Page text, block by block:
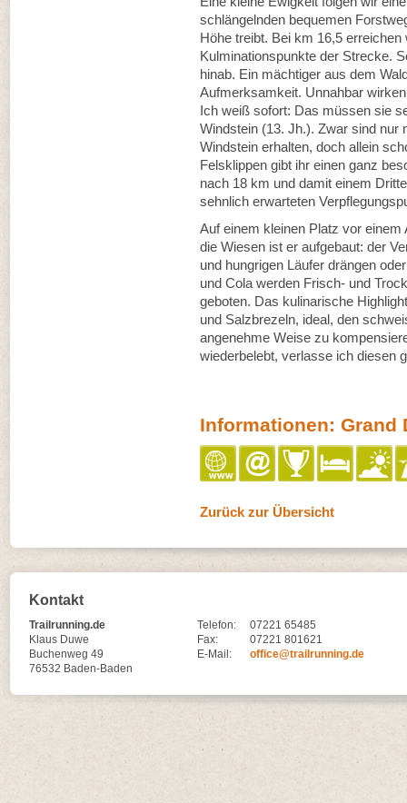
schlängelnden bequemen
Höhe treibt. Bei km 16,5
Kulminationspunkte der Strecke.
hinab. Ein mächtiger aus dem
Aufmerksamkeit. Unnahbar
Ich weiß sofort: Das müssen sie
Windstein (13. Jh.). Zwar sind nur
Windstein erhalten, doch allein
Felsklippen gibt ihr einen ganz
nach 18 km und damit einem
sehnlich erwarteten
Auf einem kleinen Platz vor
die Wiesen ist er aufgebaut: der
und hungrigen Läufer drängen
und Cola werden Frisch- und
geboten. Das kulinarische
und Salzbrezeln, ideal, den
angenehme Weise zu
wiederbelebt, verlasse ich diesen
Informationen: Grand
Zurück zur Übersicht
Kontakt
Trailrunning.de
Klaus Duwe
Buchenweg 49
76532 Baden-Baden
Telefon:
07221 65485
Fax:
07221 801621
E-Mail:
office@trailrunning.de